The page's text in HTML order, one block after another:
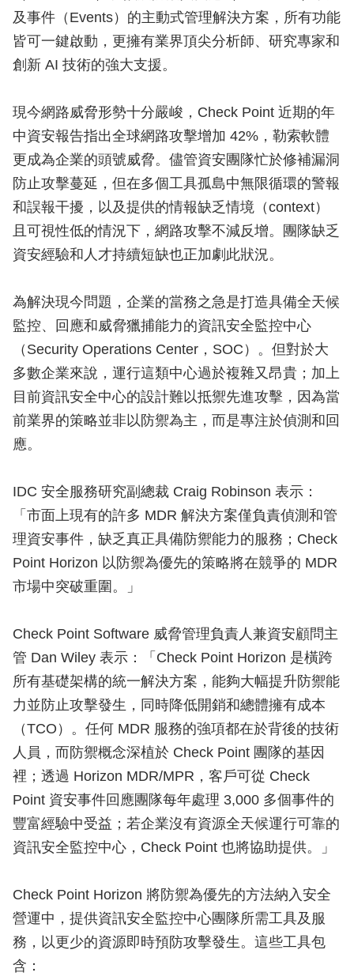
及事件（Events）的主動式管理解決方案，所有功能
皆可一鍵啟動，更擁有業界頂尖分析師、研究專家和
創新 AI 技術的強大支援。
現今網路威脅形勢十分嚴峻，Check Point 近期的年
中資安報告指出全球網路攻擊增加 42%，勒索軟體
更成為企業的頭號威脅。儘管資安團隊忙於修補漏洞
防止攻擊蔓延，但在多個工具孤島中無限循環的警報
和誤報干擾，以及提供的情報缺乏情境（context）
且可視性低的情況下，網路攻擊不減反增。團隊缺乏
資安經驗和人才持續短缺也正加劇此狀況。
為解決現今問題，企業的當務之急是打造具備全天候
監控、回應和威脅獵捕能力的資訊安全監控中心
（Security Operations Center，SOC）。但對於大
多數企業來說，運行這類中心過於複雜又昂貴；加上
目前資訊安全中心的設計難以抵禦先進攻擊，因為當
前業界的策略並非以防禦為主，而是專注於偵測和回
應。
IDC 安全服務研究副總裁 Craig Robinson 表示：
「市面上現有的許多 MDR 解決方案僅負責偵測和管
理資安事件，缺乏真正具備防禦能力的服務；Check
Point Horizon 以防禦為優先的策略將在競爭的 MDR
市場中突破重圍。」
Check Point Software 威脅管理負責人兼資安顧問主
管 Dan Wiley 表示：「Check Point Horizon 是橫跨
所有基礎架構的統一解決方案，能夠大幅提升防禦能
力並防止攻擊發生，同時降低開銷和總體擁有成本
（TCO）。任何 MDR 服務的強項都在於背後的技術
人員，而防禦概念深植於 Check Point 團隊的基因
裡；透過 Horizon MDR/MPR，客戶可從 Check
Point 資安事件回應團隊每年處理 3,000 多個事件的
豐富經驗中受益；若企業沒有資源全天候運行可靠的
資訊安全監控中心，Check Point 也將協助提供。」
Check Point Horizon 將防禦為優先的方法納入安全
營運中，提供資訊安全監控中心團隊所需工具及服
務，以更少的資源即時預防攻擊發生。這些工具包
含：